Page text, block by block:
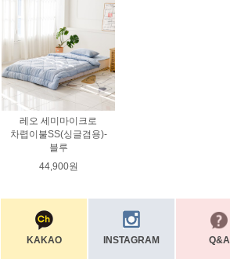
레오 세미마이크로
차렵이불SS(싱글겸용)-
블루
44,900원
KAKAO INSTAGRAM Q&A